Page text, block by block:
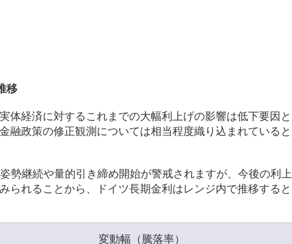
移
体経済に対するこれまでの大幅利上げの影響は低下要因と
融政策の修正観測については相当程度織り込まれていると
勢継続や量的引き締め開始が警戒されますが、今後の利上
られることから、ドイツ長期金利はレンジ内で推移すると
変動幅（騰落率）